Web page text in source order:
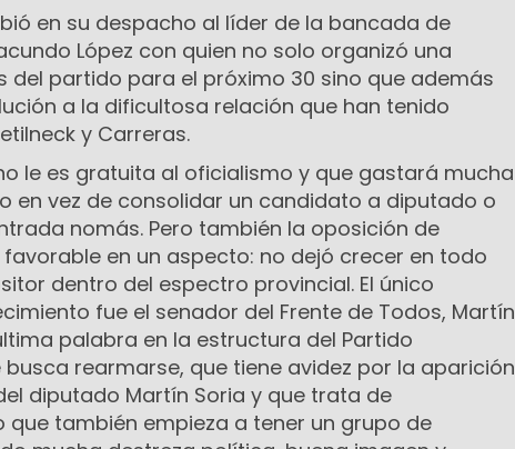
en su despacho al líder de la bancada de
López con quien no solo organizó una
del partido para el próximo 30 sino que además
a la dificultosa relación que han tenido
y Carreras.
le es gratuita al oficialismo y que gastará mucha
en vez de consolidar un candidato a diputado o
nomás. Pero también la oposición de
en un aspecto: no dejó crecer en todo
dentro del espectro provincial. El único
fue el senador del Frente de Todos, Martín
palabra en la estructura del Partido
rearmarse, que tiene avidez por la aparición
diputado Martín Soria y que trata de
también empieza a tener un grupo de